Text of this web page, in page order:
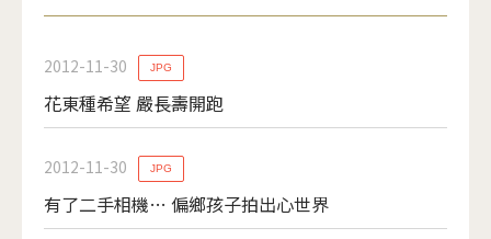
2012-11-30
花東種希望 嚴長壽開跑
JPG
2012-11-30
有了二手相機… 偏鄉孩子拍出心世界
JPG